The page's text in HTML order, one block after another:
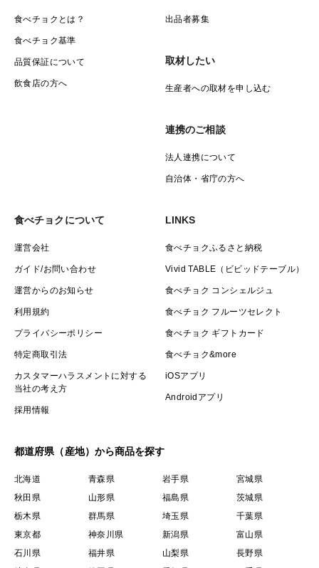
食べチョクとは？
食べチョク基準
品質保証について
飲食店の方へ
出品者募集
取材したい
生産者への取材を申し込む
連携のご相談
法人連携について
自治体・省庁の方へ
食べチョクについて
運営会社
ガイド/お問い合わせ
運営からのお知らせ
利用規約
プライバシーポリシー
特定商取引法
カスタマーハラスメントに対する
当社の考え方
採用情報
LINKS
食べチョクふるさと納税
Vivid TABLE（ビビッドテーブル）
食べチョク コンシェルジュ
食べチョク フルーツセレクト
食べチョク ギフトカード
食べチョク&more
iOSアプリ
Androidアプリ
都道府県（産地）から商品を探す
北海道 青森県 岩手県
宮城県
秋田県
山形県 福島県
茨城県
栃木県
群馬県 埼玉県
千葉県
東京都
神奈川県 新潟県
富山県
石川県
福井県 山梨県
長野県